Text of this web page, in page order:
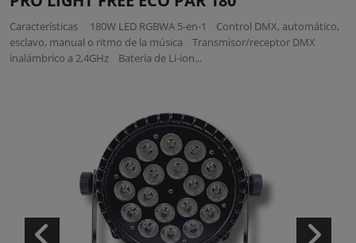
Características 180W LED RGBWA 5-en-1 Control DMX, automático,
esclavo, manual o ritmo de la música Transmisor/receptor DMX
inalámbrico a 2,4GHz Batería de Li-ion...